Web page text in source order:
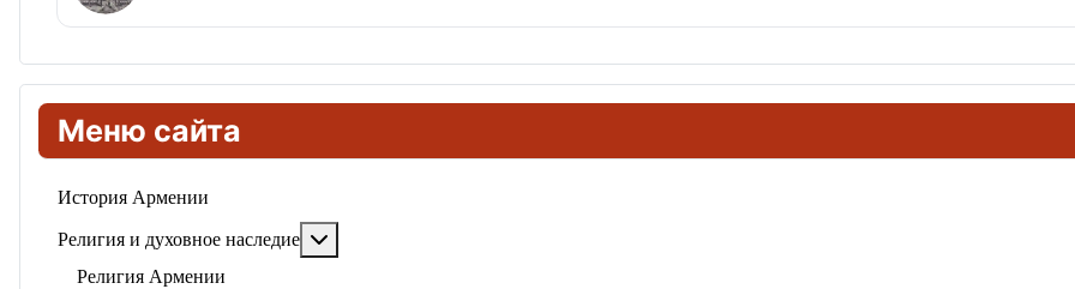
Меню сайта
История Армении
Религия и духовное наследие
Религия Армении